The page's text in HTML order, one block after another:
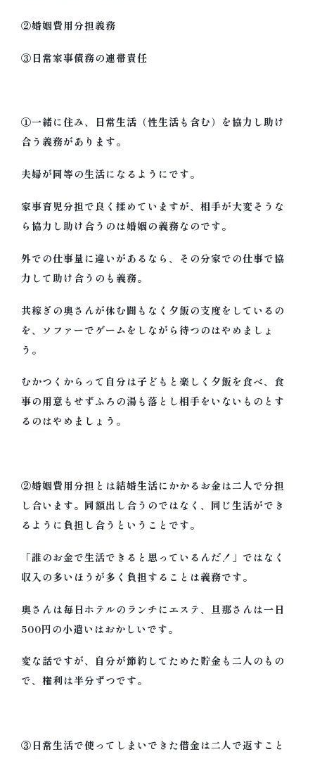
②婚姻費用分担義務
③日常家事債務の連帯責任
①一緒に住み、日常生活（性生活も含む）を協力し助け
合う義務があります。
夫婦が同等の生活になるように です。
家事育児分担で良く揉めていますが、相手が大変そうな
ら協力し助け合うのは婚姻の義務なのです。
外での仕事量に違いがあるなら、その分家での仕事で協
力して助け合うのも義務。
共稼ぎの奥さんが休む間もなく夕飯の支度をしているの
を、ソファーでゲームをしながら待つのはやめましょ
う。
むかつくからって自分は子どもと楽しく夕飯を食べ、食
事の用意もせずふろの湯も落とし相手をいないものとす
るのはやめましょう。
②婚姻費用分担とは結婚生活にかかるお金は二人で分担
し合います。同額出し合うのではなく、同じ生活ができ
るように負担し合うということです。
「誰のお金で生活できると思っているんだ！」ではなく
収入の多いほうが多く負担することは義務です。
奥さんは毎日ホテルのランチにエステ、旦那さんは一日
500円の小遣いはおかしいです。
変な話ですが、自分が節約してためた貯金も二人のもの
で、権利は半分ずつです。
③日常生活で使ってしまいできた借金は二人で返すこと